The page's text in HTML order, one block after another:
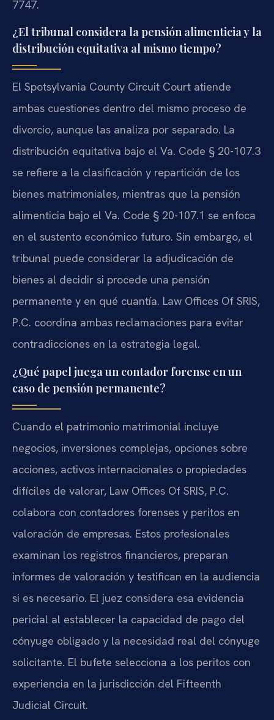
7747.
¿El tribunal considera la pensión alimenticia y la
distribución equitativa al mismo tiempo?
El Spotsylvania County Circuit Court atiende
ambas cuestiones dentro del mismo proceso de
divorcio, aunque las analiza por separado. La
distribución equitativa bajo el Va. Code § 20-107.3
se refiere a la clasificación y repartición de los
bienes matrimoniales, mientras que la pensión
alimenticia bajo el Va. Code § 20-107.1 se enfoca
en el sustento económico futuro. Sin embargo, el
tribunal puede considerar la adjudicación de
bienes al decidir si procede una pensión
permanente y en qué cuantía. Law Offices Of SRIS,
P.C. coordina ambas reclamaciones para evitar
contradicciones en la estrategia legal.
¿Qué papel juega un contador forense en un
caso de pensión permanente?
Cuando el patrimonio matrimonial incluye
negocios, inversiones complejas, opciones sobre
acciones, activos internacionales o propiedades
difíciles de valorar, Law Offices Of SRIS, P.C.
colabora con contadores forenses y peritos en
valoración de empresas. Estos profesionales
examinan los registros financieros, preparan
informes de valoración y testifican en la audiencia
si es necesario. El juez considera esa evidencia
pericial al establecer la capacidad de pago del
cónyuge obligado y la necesidad real del cónyuge
solicitante. El bufete selecciona a los peritos con
experiencia en la jurisdicción del Fifteenth
Judicial Circuit.